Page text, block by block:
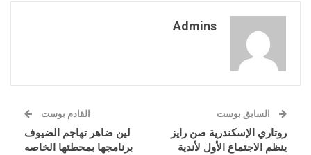
Admins
السابق بوست
روتاري الإسكندرية صن رايز
ينظم الاجتماع الأول لأندية
القادم بوست
لين ضاهر تهاجم الضيوف
برنامجها بمحطتها الخاصه